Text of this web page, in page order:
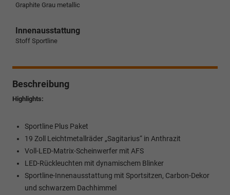
Graphite Grau metallic
Innenausstattung
Stoff Sportline
Beschreibung
Highlights:
Sportline Plus Paket
19 Zoll Leichtmetallräder „Sagitarius“ in Anthrazit
Voll-LED-Matrix-Scheinwerfer mit AFS
LED-Rückleuchten mit dynamischem Blinker
Sportline-Innenausstattung mit Sportsitzen, Carbon-Dekor
und schwarzem Dachhimmel